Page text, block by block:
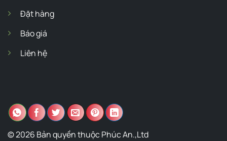
Đặt hàng
Báo giá
Liên hệ
© 2026 Bản quyền thuộc Phúc An.,Ltd